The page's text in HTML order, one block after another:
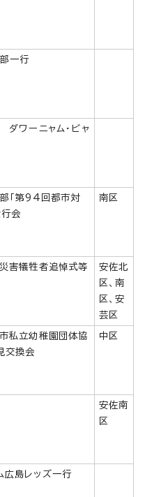
一行
ワーニャム・ビャ
「第94回都市対
会
南区
害犠牲者追悼式等
安佐北
区、南
区、安
芸区
私立幼稚園団体協
交換会
中区
安佐南
区
広島レッズ一行